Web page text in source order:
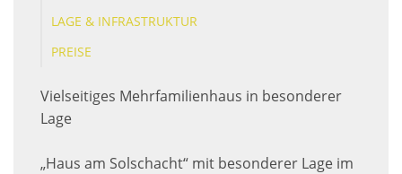
LAGE & INFRASTRUKTUR
PREISE
Vielseitiges Mehrfamilienhaus in besonderer
Lage
„Haus am Solschacht“ mit besonderer Lage im